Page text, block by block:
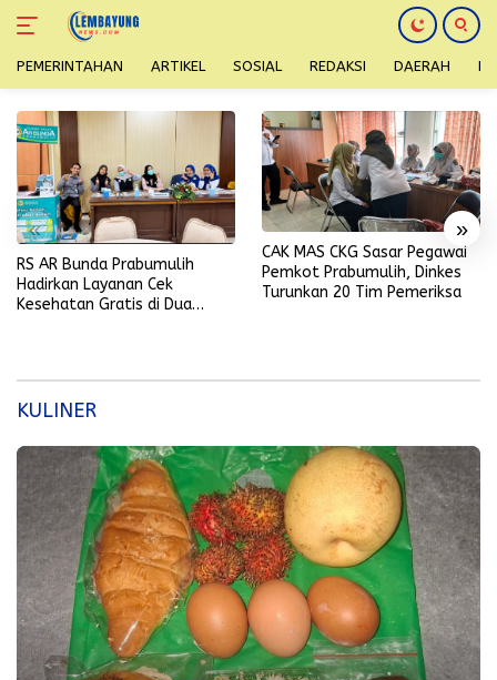
konten
PEMERINTAHAN ARTIKEL SOSIAL REDAKSI DAERAH
« »
RS AR Bunda Prabumulih
Hadirkan Layanan Cek
Kesehatan Gratis di Dua
CAK MAS CKG Sasar Pegawai
Pemkot Prabumulih, Dinkes
Turunkan 20 Tim Pemeriksa
KULINER